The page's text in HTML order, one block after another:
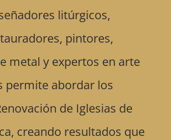
litúrgicos,
pintores,
metal y expertos en arte
permite abordar los
de Iglesias de
creando resultados que